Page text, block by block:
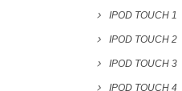
IPOD TOUCH 1
IPOD TOUCH 2
IPOD TOUCH 3
IPOD TOUCH 4